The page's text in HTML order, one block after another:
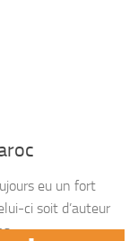
eu un fort
ci soit d’auteur